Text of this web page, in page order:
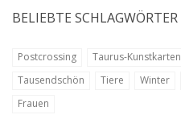
BELIEBTE SCHLAGWÖRTER
Postcrossing Taurus-Kunstkarten
Tausendschön
Tiere Winter
Frauen